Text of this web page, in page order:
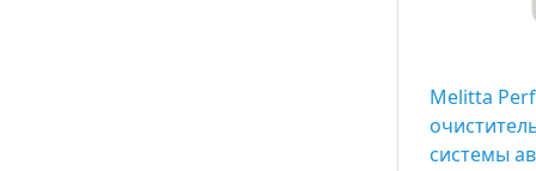
Melitta
системы